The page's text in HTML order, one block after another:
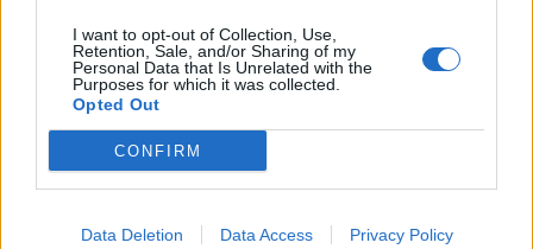
I want to opt-out of Collection, Use,
Retention, Sale, and/or Sharing of my
Personal Data that Is Unrelated with the
Purposes for which it was collected.
Opted Out
CONFIRM
Data Deletion Data Access Privacy Policy
Sécurité Automobile
Catalogne lance un radar IA qui traque
téléphone et ceinture en conduisant